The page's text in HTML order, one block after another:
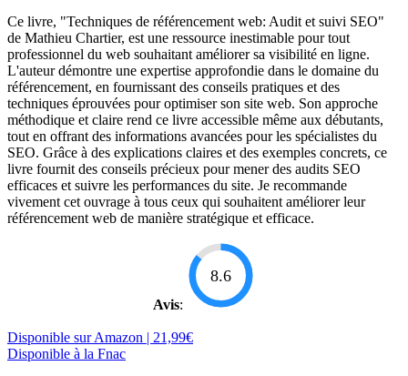
Ce livre, "Techniques de référencement web: Audit et suivi SEO"
de Mathieu Chartier, est une ressource inestimable pour tout
professionnel du web souhaitant améliorer sa visibilité en ligne.
L'auteur démontre une expertise approfondie dans le domaine du
référencement, en fournissant des conseils pratiques et des
techniques éprouvées pour optimiser son site web. Son approche
méthodique et claire rend ce livre accessible même aux débutants,
tout en offrant des informations avancées pour les spécialistes du
SEO. Grâce à des explications claires et des exemples concrets, ce
livre fournit des conseils précieux pour mener des audits SEO
efficaces et suivre les performances du site. Je recommande
vivement cet ouvrage à tous ceux qui souhaitent améliorer leur
référencement web de manière stratégique et efficace.
Avis:
8.6
Disponible sur Amazon | 21,99€
Disponible à la Fnac